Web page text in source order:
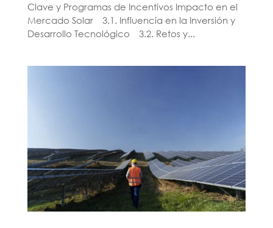
Clave y Programas de Incentivos Impacto en el
Mercado Solar 3.1. Influencia en la Inversión y
Desarrollo Tecnológico 3.2. Retos y...